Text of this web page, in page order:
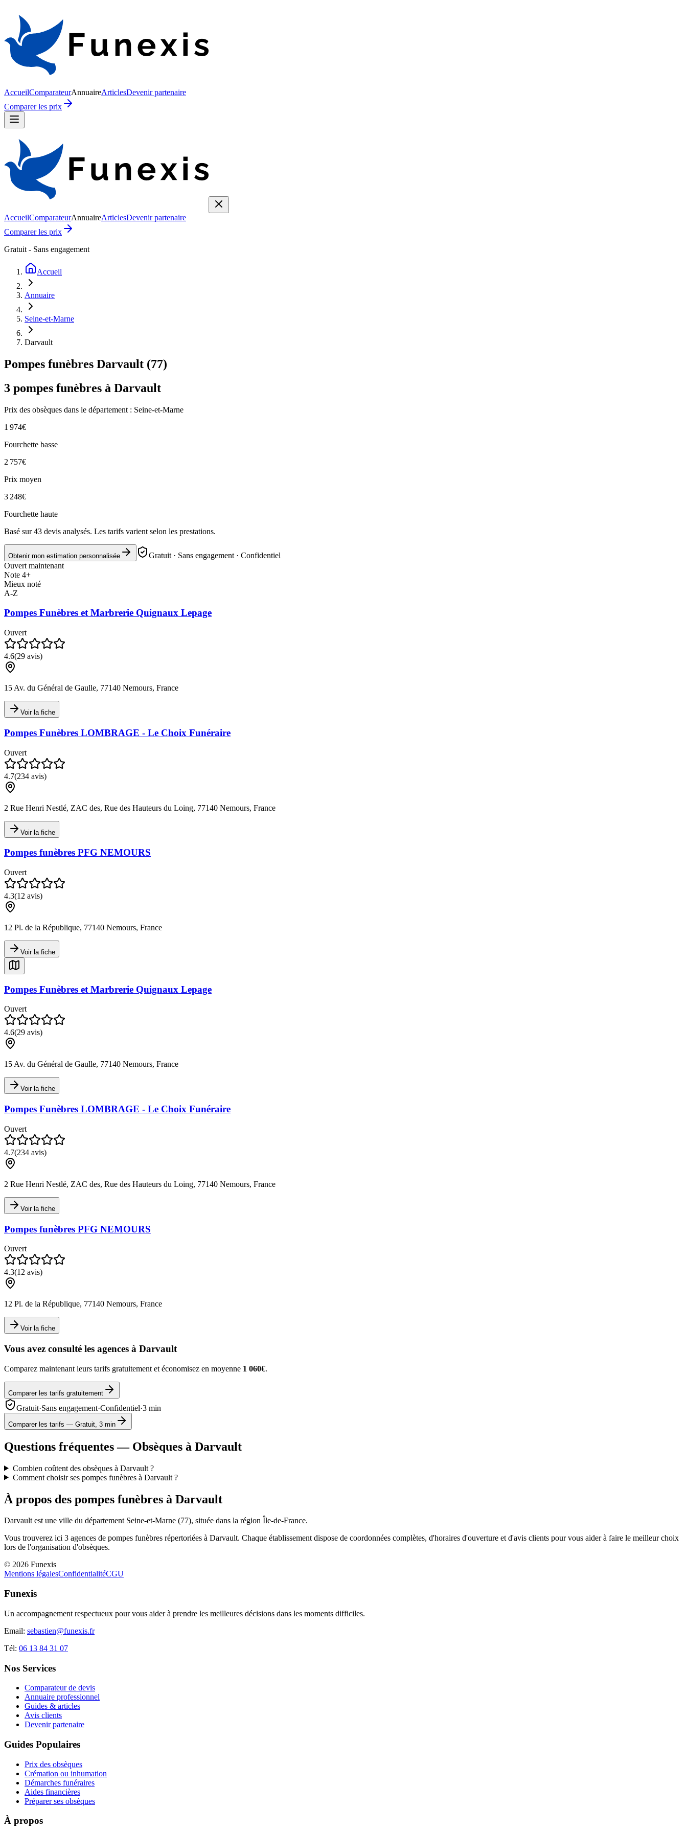
AccueilComparateurAnnuaireArticlesDevenir partenaire
Comparer les prix
AccueilComparateurAnnuaireArticlesDevenir partenaire
Comparer les prix
Gratuit - Sans engagement
Accueil
Annuaire
Seine-et-Marne
Darvault
Pompes funèbres Darvault (77)
3 pompes funèbres à Darvault
Prix des obsèques dans le département : Seine-et-Marne
1 974€
Fourchette basse
2 757€
Prix moyen
3 248€
Fourchette haute
Basé sur43 devis analysés. Les tarifs varient selon les prestations.
Obtenir mon estimation personnalisée
Gratuit · Sans engagement · Confidentiel
Ouvert maintenant
Note 4+
Mieux noté
A-Z
Pompes Funèbres et Marbrerie Quignaux Lepage
Ouvert
4.6(29 avis)
15 Av. du Général de Gaulle, 77140 Nemours, France
Voir la fiche
Pompes Funèbres LOMBRAGE - Le Choix Funéraire
Ouvert
4.7(234 avis)
2 Rue Henri Nestlé, ZAC des, Rue des Hauteurs du Loing, 77140 Nemours, France
Voir la fiche
Pompes funèbres PFG NEMOURS
Ouvert
4.3(12 avis)
12 Pl. de la République, 77140 Nemours, France
Voir la fiche
Pompes Funèbres et Marbrerie Quignaux Lepage
Ouvert
4.6(29 avis)
15 Av. du Général de Gaulle, 77140 Nemours, France
Voir la fiche
Pompes Funèbres LOMBRAGE - Le Choix Funéraire
Ouvert
4.7(234 avis)
2 Rue Henri Nestlé, ZAC des, Rue des Hauteurs du Loing, 77140 Nemours, France
Voir la fiche
Pompes funèbres PFG NEMOURS
Ouvert
4.3(12 avis)
12 Pl. de la République, 77140 Nemours, France
Voir la fiche
Vous avez consulté les agences à Darvault
Comparez maintenant leurs tarifs gratuitement et économisez en moyenne 1 060€.
Comparer les tarifs gratuitement
Gratuit·Sans engagement·Confidentiel·3 min
Comparer les tarifs — Gratuit, 3 min
Questions fréquentes — Obsèques à Darvault
Combien coûtent des obsèques à Darvault ?
Comment choisir ses pompes funèbres à Darvault ?
À propos des pompes funèbres à Darvault
Darvaultest une ville du département Seine-et-Marne (77), située dans la région Île-de-France.
Vous trouverez ici 3 agences de pompes funèbres répertoriées à Darvault. Chaque établissement dispose de coordonnées complètes, d'horaires d'ouverture et d'avis clients pour vous aider à faire le meilleur choix
lors de l'organisation d'obsèques.
© 2026 Funexis
Mentions légalesConfidentialitéCGU
Funexis
Un accompagnement respectueux pour vous aider à prendre les meilleures décisions dans les moments difficiles.
Email: sebastien@funexis.fr
Tél: 06 13 84 31 07
Nos Services
Comparateur de devis
Annuaire professionnel
Guides & articles
Avis clients
Devenir partenaire
Guides Populaires
Prix des obsèques
Crémation ou inhumation
Démarches funéraires
Aides financières
Préparer ses obsèques
À propos